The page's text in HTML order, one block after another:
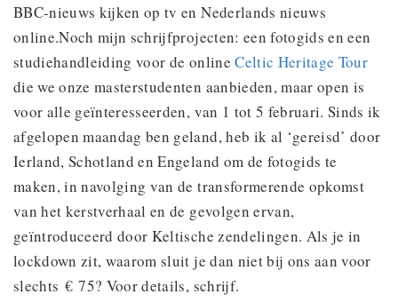
BBC-nieuws kijken op tv en Nederlands nieuws
online.Noch mijn schrijfprojecten: een fotogids en een
studiehandleiding voor de onlineCeltic Heritage Tour
die we onze masterstudenten aanbieden, maar open is
voor alle geïnteresseerden, van 1 tot 5 februari. Sinds ik
afgelopen maandag ben geland, heb ik al ‘gereisd’ door
Ierland, Schotland en Engeland om de fotogids te
maken, in navolging van de transformerende opkomst
van het kerstverhaal en de gevolgen ervan,
geïntroduceerd door Keltische zendelingen. Als je in
lockdown zit, waarom sluit je dan niet bij ons aan voor
slechts € 75? Voor details, schrijf.